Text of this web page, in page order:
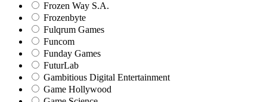
Frozen Way S.A.
Frozenbyte
Fulqrum Games
Funcom
Funday Games
FuturLab
Gambitious Digital Entertainment
Game Hollywood